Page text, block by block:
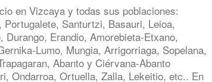
en Vizcaya y todas sus poblaciones:
Portugalete, Santurtzi, Basauri, Leioa,
Durango, Erandio, Amorebieta-Etxano,
Lumo, Mungia, Arrigorriaga, Sopelana,
Abanto y Ciérvana-Abanto
Ondarroa, Ortuella, Zalla, Lekeitio, etc.. En